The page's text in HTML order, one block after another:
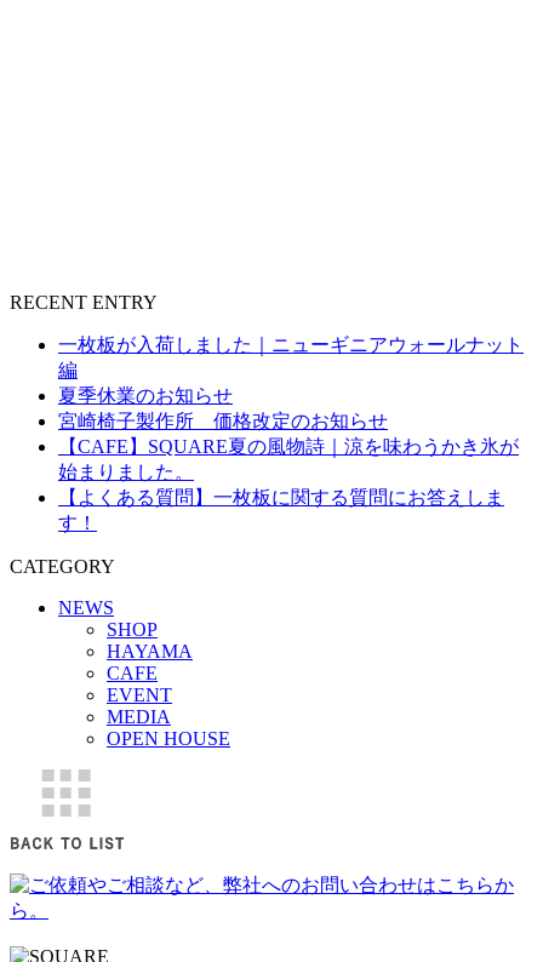
RECENT ENTRY
一枚板が入荷しました｜ニューギニアウォールナット
編
夏季休業のお知らせ
宮崎椅子製作所 価格改定のお知らせ
【CAFE】SQUARE夏の風物詩｜涼を味わうかき氷が
始まりました。
【よくある質問】一枚板に関する質問にお答えしま
す！
CATEGORY
NEWS
SHOP
HAYAMA
CAFE
EVENT
MEDIA
OPEN HOUSE